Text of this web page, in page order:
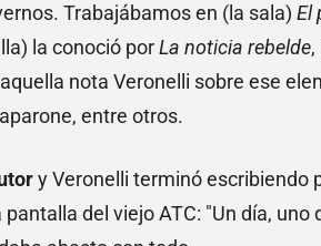
Trabajábamos en (la sala) El
la conoció porLa noticia rebelde
nota Veronelli sobre ese
entre otros.
y Veronelli terminó escribiendo
del viejo ATC: "Un día,